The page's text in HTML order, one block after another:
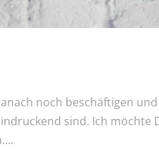
noch beschäftigen und
sind. Ich möchte